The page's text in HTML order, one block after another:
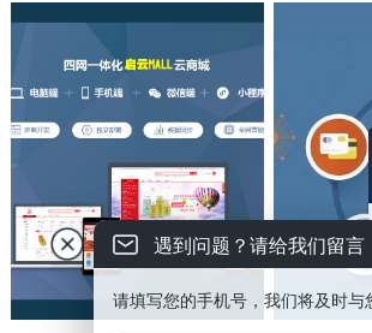
遇到问题？请给我们留言
请填写您的手机号，我们将及时与